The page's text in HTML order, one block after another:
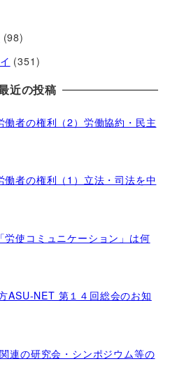
(98)
(351)
近の投稿
者の権利（2）労働協約・民主
者の権利（1）立法・司法を中
使コミュニケーション」は何
ASU-NET 第１４回総会のお知
連の研究会・シンポジウム等の